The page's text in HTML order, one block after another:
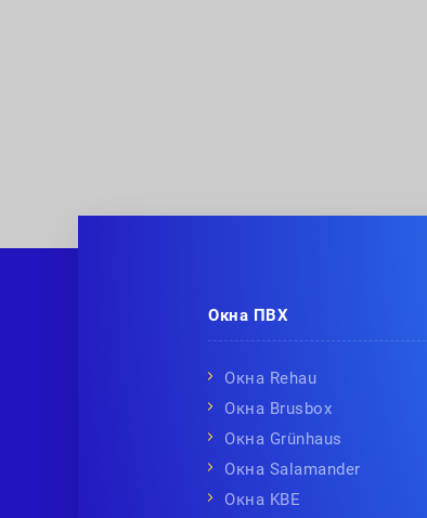
Окна ПВХ
Окна Rehau
Окна Brusbox
Окна Grünhaus
Окна Salamander
Окна KBE